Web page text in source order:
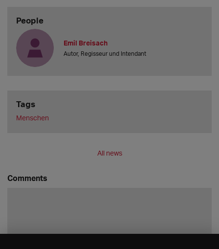
People
Emil Breisach
Autor, Regisseur und Intendant
Tags
Menschen
All news
Comments